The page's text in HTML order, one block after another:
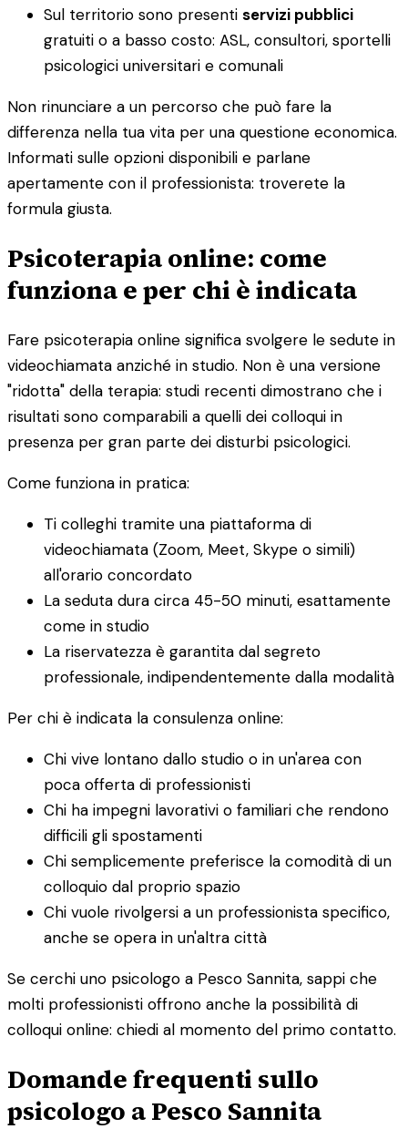
Sul territorio sono presenti servizi pubblici
gratuiti o a basso costo: ASL, consultori, sportelli
psicologici universitari e comunali
Non rinunciare a un percorso che può fare la
differenza nella tua vita per una questione economica.
Informati sulle opzioni disponibili e parlane
apertamente con il professionista: troverete la
formula giusta.
Psicoterapia online: come
funziona e per chi è indicata
Fare psicoterapia online significa svolgere le sedute in
videochiamata anziché in studio. Non è una versione
"ridotta" della terapia: studi recenti dimostrano che i
risultati sono comparabili a quelli dei colloqui in
presenza per gran parte dei disturbi psicologici.
Come funziona in pratica:
Ti colleghi tramite una piattaforma di
videochiamata (Zoom, Meet, Skype o simili)
all'orario concordato
La seduta dura circa 45-50 minuti, esattamente
come in studio
La riservatezza è garantita dal segreto
professionale, indipendentemente dalla modalità
Per chi è indicata la consulenza online:
Chi vive lontano dallo studio o in un'area con
poca offerta di professionisti
Chi ha impegni lavorativi o familiari che rendono
difficili gli spostamenti
Chi semplicemente preferisce la comodità di un
colloquio dal proprio spazio
Chi vuole rivolgersi a un professionista specifico,
anche se opera in un'altra città
Se cerchi uno psicologo a Pesco Sannita, sappi che
molti professionisti offrono anche la possibilità di
colloqui online: chiedi al momento del primo contatto.
Domande frequenti sullo
psicologo a Pesco Sannita